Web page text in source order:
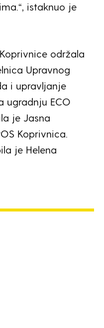
istaknuo je
održala
Upravnog
i upravljanje
ugradnju ECO
je Jasna
Koprivnica.
je Helena